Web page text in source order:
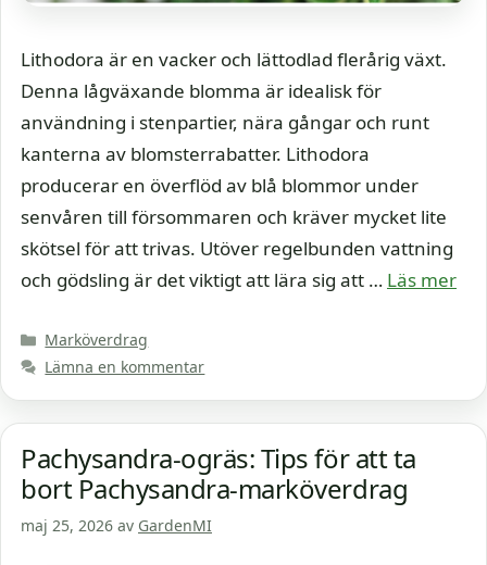
Lithodora är en vacker och lättodlad flerårig växt.
Denna lågväxande blomma är idealisk för
användning i stenpartier, nära gångar och runt
kanterna av blomsterrabatter. Lithodora
producerar en överflöd av blå blommor under
senvåren till försommaren och kräver mycket lite
skötsel för att trivas. Utöver regelbunden vattning
och gödsling är det viktigt att lära sig att … Läs mer
Kategorier
Marköverdrag
Lämna en kommentar
Pachysandra-ogräs: Tips för att ta
bort Pachysandra-marköverdrag
maj 25, 2026 av GardenMI